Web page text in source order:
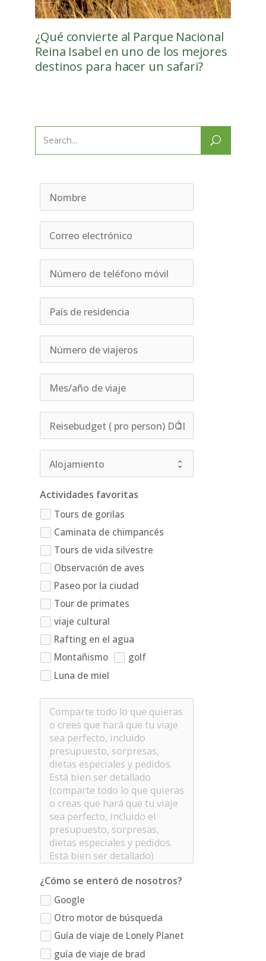
¿Qué convierte al Parque Nacional
Reina Isabel en uno de los mejores
destinos para hacer un safari?
Search
Actividades favoritas
Tours de gorilas
Caminata de chimpancés
Tours de vida silvestre
Observación de aves
Paseo por la ciudad
Tour de primates
viaje cultural
Rafting en el agua
Montañismo
golf
Luna de miel
¿Cómo se enteró de nosotros?
Google
Otro motor de búsqueda
Guía de viaje de Lonely Planet
guía de viaje de brad